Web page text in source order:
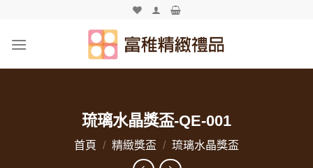
content
琉璃水晶獎盃-QE-001
首頁 / 精緻獎盃 / 琉璃水晶獎盃